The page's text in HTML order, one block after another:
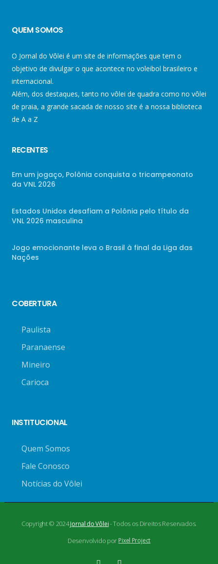
QUEM SOMOS
O Jornal do Vôlei é um site de informações que tem o
objetivo de divulgar o que acontece no voleibol brasileiro e
internacional.
Além, dos destaques, tanto no vôlei de quadra como no vôlei
de praia, a grande sacada de nosso site é a nossa biblioteca
de A a Z
RECENTES
Em um jogaço, Polônia conquista o tricampeonato
da VNL 2026
Estados Unidos desafiam a Polônia pelo título da
VNL 2026 masculina
Jogo emocionante leva o Brasil à final da Liga das
Nações
COBERTURA
Paulista
Paranaense
Mineiro
Carioca
INSTITUCIONAL
Quem Somos
Fale Conosco
Notícias do Vôlei
Copyright © 2024Jornal do Vôlei- Todos os Direitos Reservados.
Desenvolvido por Pixel Project